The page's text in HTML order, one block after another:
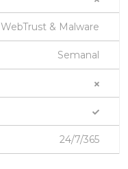
WebTrust & Malware
Semanal
24/7/365